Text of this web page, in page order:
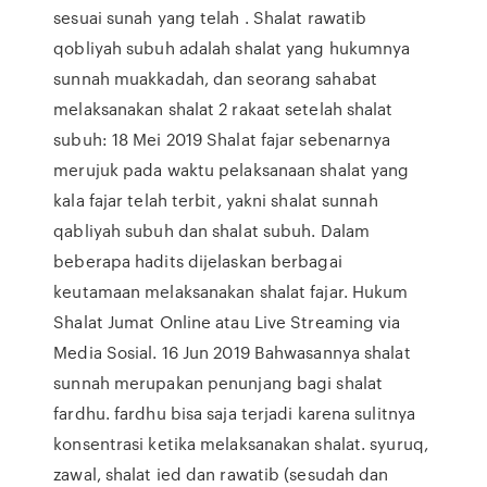
sesuai sunah yang telah . Shalat rawatib
qobliyah subuh adalah shalat yang hukumnya
sunnah muakkadah, dan seorang sahabat
melaksanakan shalat 2 rakaat setelah shalat
subuh: 18 Mei 2019 Shalat fajar sebenarnya
merujuk pada waktu pelaksanaan shalat yang
kala fajar telah terbit, yakni shalat sunnah
qabliyah subuh dan shalat subuh. Dalam
beberapa hadits dijelaskan berbagai
keutamaan melaksanakan shalat fajar. Hukum
Shalat Jumat Online atau Live Streaming via
Media Sosial. 16 Jun 2019 Bahwasannya shalat
sunnah merupakan penunjang bagi shalat
fardhu. fardhu bisa saja terjadi karena sulitnya
konsentrasi ketika melaksanakan shalat. syuruq,
zawal, shalat ied dan rawatib (sesudah dan